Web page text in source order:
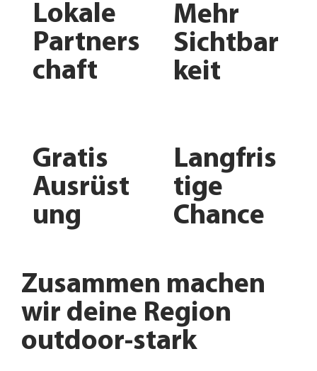
Lokale
Partners
chaft
Mehr
Sichtbar
keit
Gratis
Ausrüst
ung
Langfris
tige
Chance
Zusammen machen
wir deine Region
outdoor-stark